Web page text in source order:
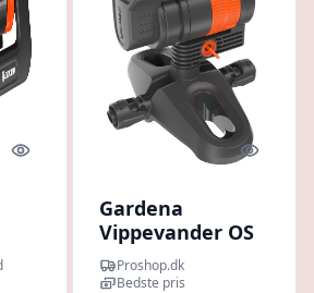
Quick look Quick
Gardena
Vippevander OS
90Proshop.dk
Bedste pris